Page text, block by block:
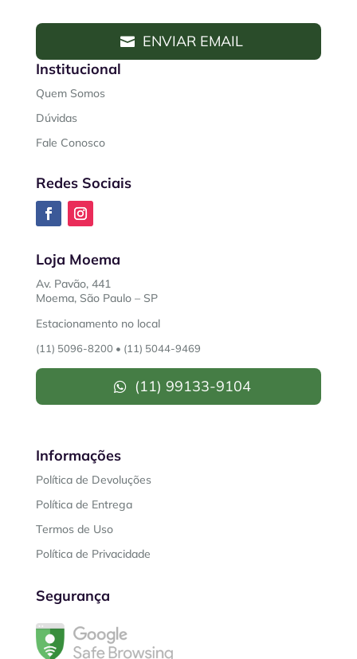
Institucional
Quem Somos
Dúvidas
Fale Conosco
Redes Sociais
Loja Moema
Av. Pavão, 441
Moema, São Paulo – SP
Estacionamento no local
(11) 5096-8200 • (11) 5044-9469
(11) 99133-9104
Informações
Política de Devoluções
Política de Entrega
Termos de Uso
Política de Privacidade
Segurança
ENVIAR EMAIL